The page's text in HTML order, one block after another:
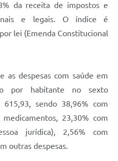
da receita de impostos e
e legais. O índice é
lei (Emenda Constitucional
as despesas com saúde em
por habitante no sexto
sendo 38,96% com
23,30% com
jurídica), 2,56% com
outras despesas.